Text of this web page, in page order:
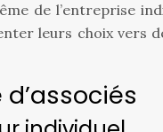
de l’entreprise
leurs choix vers